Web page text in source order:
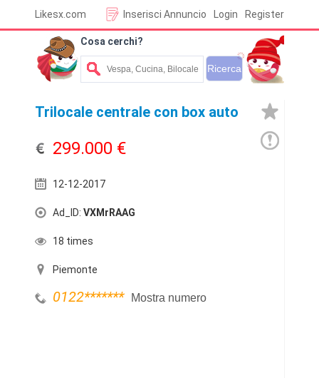
Likesx.com Login Register
Inserisci Annuncio
Cosa cerchi?
Trilocale centrale con box auto
299.000 €
12-12-2017
Ad_ID: VXMrRAAG
18 times
Piemonte
0122******* Mostra numero